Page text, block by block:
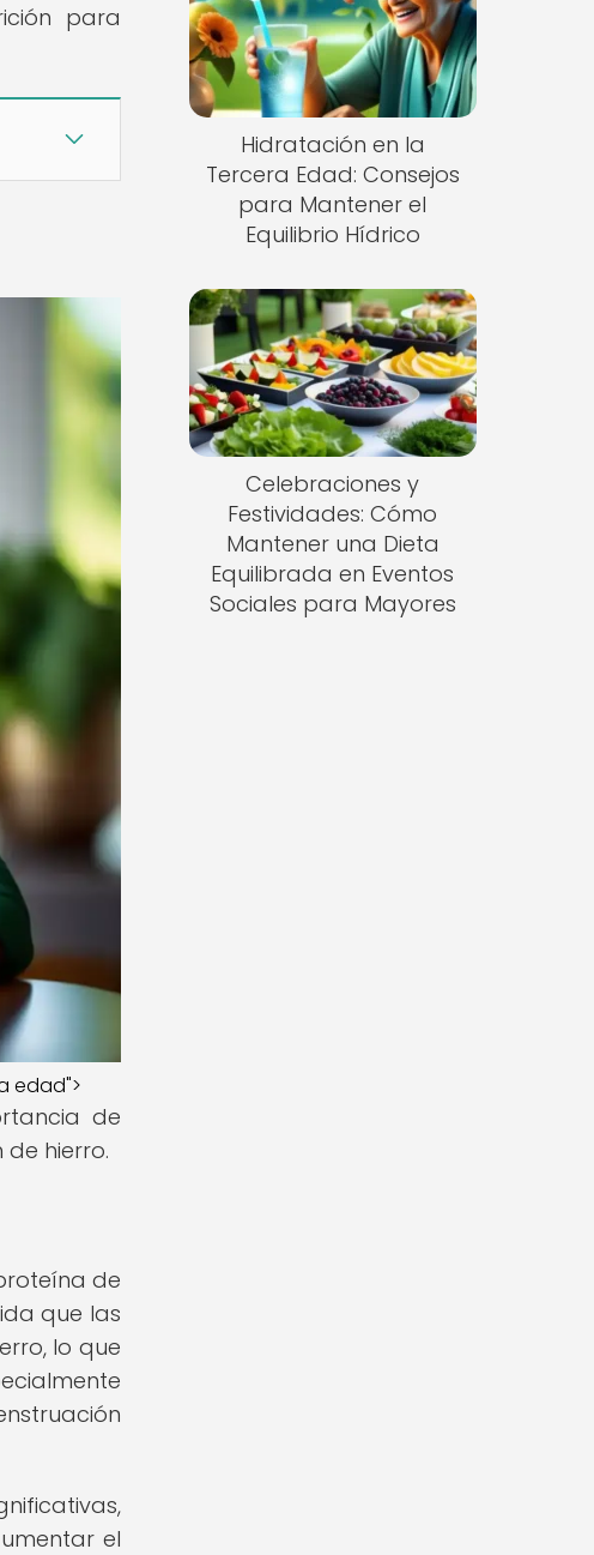
para
edad">
de
hierro.
de
que las
lo que
el
Hidratación en la
Tercera Edad: Consejos
para Mantener el
Equilibrio Hídrico
Celebraciones y
Festividades: Cómo
Mantener una Dieta
Equilibrada en Eventos
Sociales para Mayores